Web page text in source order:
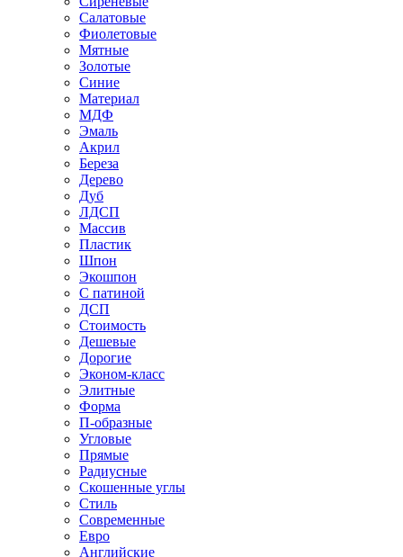
Салатовые
Фиолетовые
Мятные
Золотые
Синие
Материал
МДФ
Эмаль
Акрил
Береза
Дерево
Дуб
ЛДСП
Массив
Пластик
Шпон
Экошпон
С патиной
ДСП
Стоимость
Дешевые
Дорогие
Эконом-класс
Элитные
Форма
П-образные
Угловые
Прямые
Радиусные
Скошенные углы
Стиль
Современные
Евро
Английские